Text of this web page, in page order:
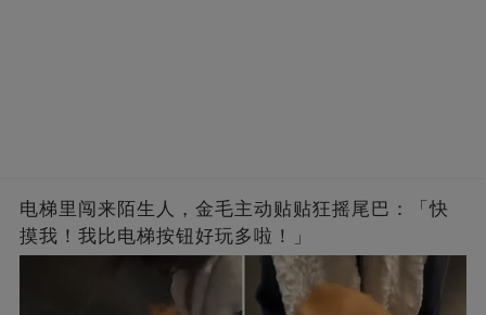
电梯里闯来陌生人，金毛主动贴贴狂摇尾巴：「快
摸我！我比电梯按钮好玩多啦！」